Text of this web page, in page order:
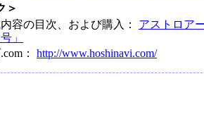
＞
容の目次、および購入： アストロア
」
： http://www.hoshinavi.com/